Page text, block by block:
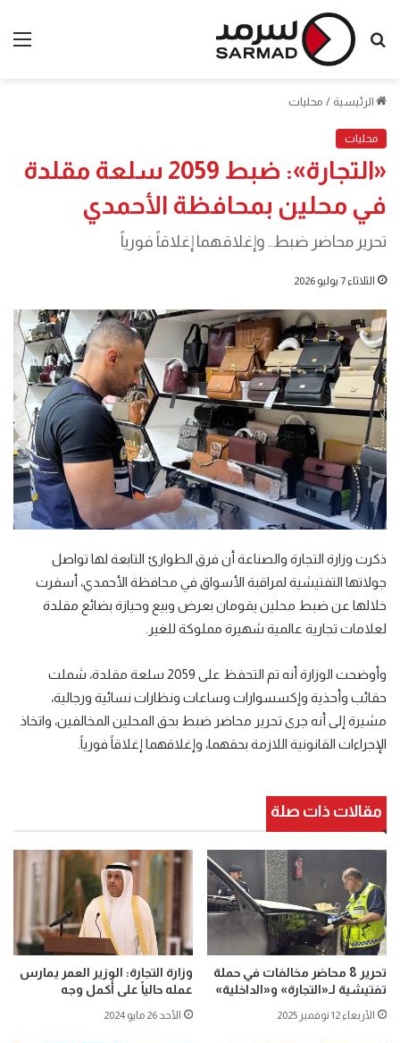
بحث
الرئيسية / محليات
محليات
«التجارة»: ضبط 2059 سلعة مقلدة
في محلين بمحافظة الأحمدي
تحرير محاضر ضبط.. وإغلاقهما إغلاقاً فورياً
الثلاثاء 7 يوليو 2026
ذكرت وزارة التجارة والصناعة أن فرق الطوارئ التابعة لها تواصل
جولاتها التفتيشية لمراقبة الأسواق في محافظة الأحمدي، أسفرت
خلالها عن ضبط محلين يقومان بعرض وبيع وحيازة بضائع مقلدة
لعلامات تجارية عالمية شهيرة مملوكة للغير.
وأوضحت الوزارة أنه تم التحفظ على 2059 سلعة مقلدة، شملت
حقائب وأحذية وإكسسوارات وساعات ونظارات نسائية ورجالية،
مشيرة إلى أنه جرى تحرير محاضر ضبط بحق المحلين المخالفين، واتخاذ
الإجراءات القانونية اللازمة بحقهما، وإغلاقهما إغلاقاً فورياً.
مقالات ذات صلة
تحرير 8 محاضر مخالفات في حملة
تفتيشية لـ«التجارة» و«الداخلية»
الأربعاء 12 نوفمبر 2025
وزارة التجارة: الوزير العمر يمارس
عمله حالياً على أكمل وجه
الأحد 26 مايو 2024